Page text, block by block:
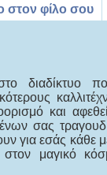
στον φίλο σου
διαδίκτυο
και
σας
για εσάς κάθε
στον μαγικό